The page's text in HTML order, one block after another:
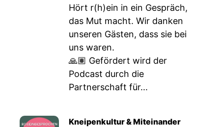
Hört r(h)ein in ein Gespräch,
das Mut macht. Wir danken
unseren Gästen, dass sie bei
uns waren.
🙏🏽 Gefördert wird der
Podcast durch die
Partnerschaft für...
Kneipenkultur & Miteinander